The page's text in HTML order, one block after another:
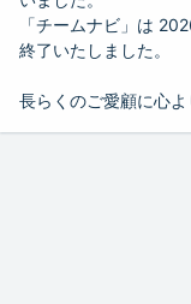
「チームナビ」は
終了いたしました。
長らくのご愛顧に心よ